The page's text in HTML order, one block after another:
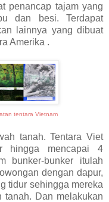
penancap tajam yang
dan besi. Terdapat
lainnya yang dibuat
Amerika .
tentara Vietnam
tanah. Tentara Viet
hingga mencapai 4
bunker-bunker itulah
dengan dapur,
tidur sehingga mereka
Dan melakukan